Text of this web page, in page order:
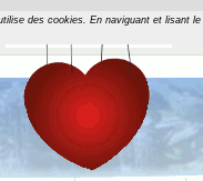
des cookies. En naviguant et lisant